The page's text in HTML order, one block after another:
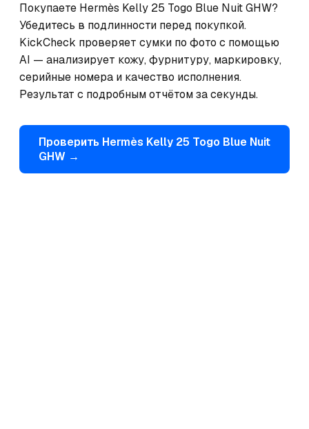
Покупаете Hermès Kelly 25 Togo Blue Nuit GHW?
Убедитесь в подлинности перед покупкой.
KickCheck проверяет сумки по фото с помощью
AI — анализирует кожу, фурнитуру, маркировку,
серийные номера и качество исполнения.
Результат с подробным отчётом за секунды.
Проверить Hermès Kelly 25 Togo Blue Nuit
GHW →